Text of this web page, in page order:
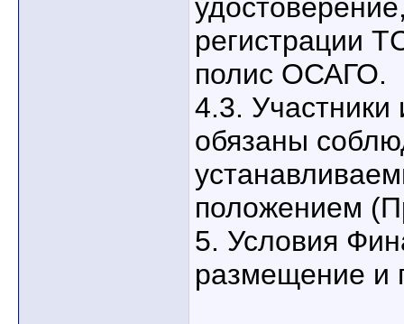
регистрации
полис ОСАГО.
4.3. Участники
обязаны
положением
5. Условия
размещение и